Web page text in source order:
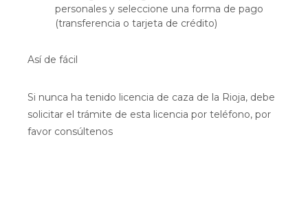
personales y seleccione una forma de pago
(transferencia o tarjeta de crédito)
Así de fácil
Si nunca ha tenido licencia de caza de la Rioja, debe
solicitar el trámite de esta licencia por teléfono, por
favor consúltenos